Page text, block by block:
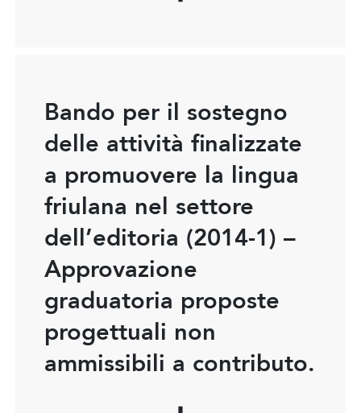
Bando per il sostegno
delle attività finalizzate
a promuovere la lingua
friulana nel settore
dell’editoria (2014-1) –
Approvazione
graduatoria proposte
progettuali non
ammissibili a contributo.